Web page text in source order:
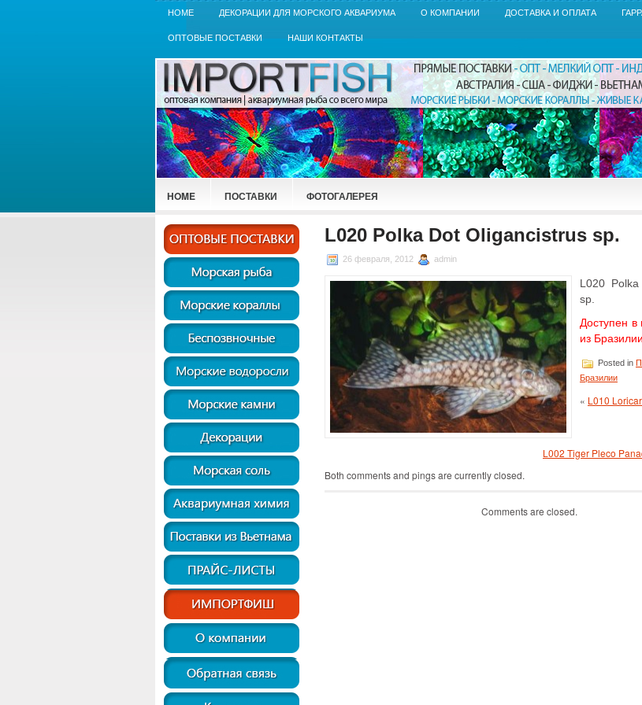
HOME ДЕКОРАЦИИ ДЛЯ МОРСКОГО АКВАРИУМА О КОМПАНИИ ДОСТАВКА И ОПЛАТА
ОПТОВЫЕ ПОСТАВКИ НАШИ КОНТАКТЫ
HOME ПОСТАВКИ ФОТОГАЛЕРЕЯ
L020 Polka Dot Oligancistrus sp.
26 февраля, 2012 admin
L020
sp.
Доступен в
из Бразилии.
Posted in
Бразилии
« L010
L002 Tiger Pleco
Both comments and pings are currently closed.
Comments are closed.